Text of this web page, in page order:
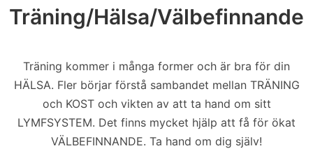
Träning/Hälsa/Välbefinnande
Träning kommer i många former och är bra för din
HÄLSA. Fler börjar förstå sambandet mellan TRÄNING
och KOST och vikten av att ta hand om sitt
LYMFSYSTEM. Det finns mycket hjälp att få för ökat
VÄLBEFINNANDE. Ta hand om dig själv!
ALL POSTS